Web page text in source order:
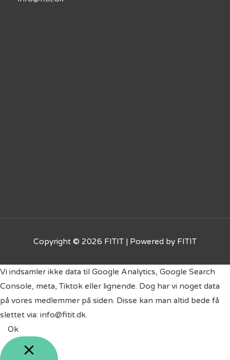
Copyright © 2026 FITIT | Powered by FITIT
Vi indsamler ikke data til Google Analytics, Google Search
Console, meta, Tiktok eller lignende. Dog har vi noget data
på vores medlemmer på siden. Disse kan man altid bede få
slettet via: info@fitit.dk.
Ok